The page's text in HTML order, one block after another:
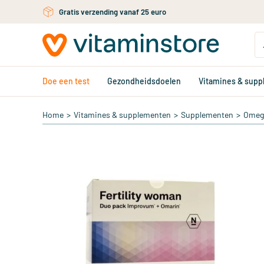
Ga naar de hoofdinhoudGratis persoonlijk advies via chat of email
Doe een test Gezondheidsdoelen Vitamines &
Home > Vitamines & supplementen > Supplementen >